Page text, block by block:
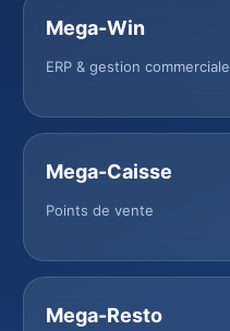
Mega-Win
ERP & gestion commerciale
Mega-Caisse
Points de vente
Mega-Resto